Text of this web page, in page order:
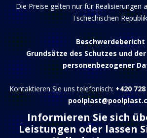
Die Preise gelten nur für Realisierungen
Tschechischen
Beschwerdebericht
Grundsätze des Schutzes und
personenbezogener
Kontaktieren Sie uns telefonisch:+420
Informieren Sie sich
Leistungen oder lassen